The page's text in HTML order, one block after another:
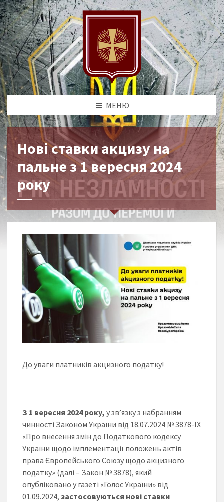
МЕНЮ
Нові ставки акцизу на
пальне з 1 вересня 2024
року
До уваги платників акцизного податку!
З 1 вересня 2024 року, у зв’язку з набранням
чинності Законом України від 18.07.2024 № 3878-ІХ
«Про внесення змін до Податкового кодексу
України щодо імплементації положень актів
права Європейського Союзу щодо акцизного
податку» (далі – Закон № 3878), який
опубліковано у газеті «Голос України» від
01.09.2024, застосовуються нові ставки